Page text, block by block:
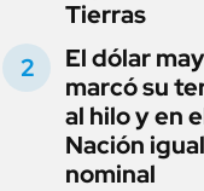
Tierras
El dólar
marcó su
al hilo y en
Nación
nominal